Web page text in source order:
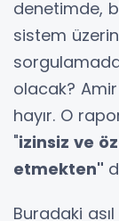
denetimde,
sistem
olacak?
hayır. O
"izinsiz ve
etmekten"
Buradaki